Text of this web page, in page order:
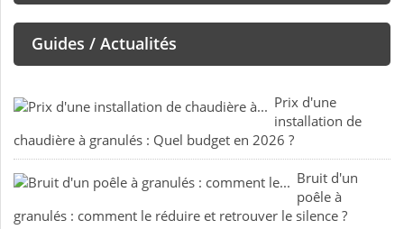
Guides / Actualités
Prix d'une
installation de
chaudière à granulés : Quel budget en 2026 ?
Bruit d'un
poêle à
granulés : comment le réduire et retrouver le silence ?